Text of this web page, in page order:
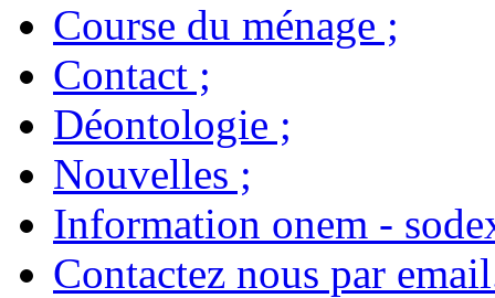
Course du ménage ;
Contact ;
Déontologie ;
Nouvelles ;
Information onem -
Contactez nous par email